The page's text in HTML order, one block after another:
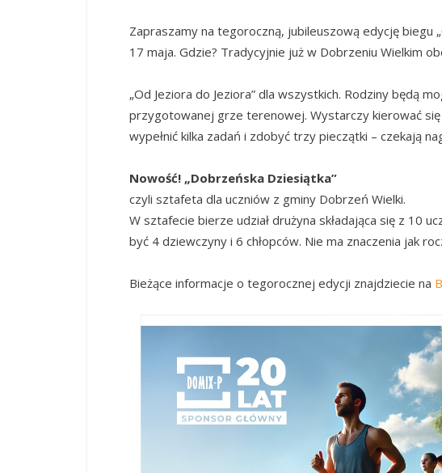
Zapraszamy na tegoroczną, jubileuszową edycję biegu
17 maja. Gdzie? Tradycyjnie już w Dobrzeniu Wielkim
„Od Jeziora do Jeziora” dla wszystkich. Rodziny będą
przygotowanej grze terenowej. Wystarczy kierować
wypełnić kilka zadań i zdobyć trzy pieczątki – czekają
Nowość! „Dobrzeńska Dziesiątka”
czyli sztafeta dla uczniów z gminy Dobrzeń Wielki.
W sztafecie bierze udział drużyna składająca się z 10
być 4 dziewczyny i 6 chłopców. Nie ma znaczenia jak
Bieżące informacje o tegorocznej edycji znajdziecie na